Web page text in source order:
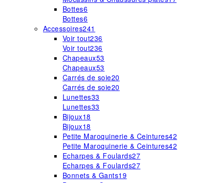
Bottes6
Bottes6
Accessoires241
Voir tout236
Voir tout236
Chapeaux53
Chapeaux53
Carrés de soie20
Carrés de soie20
Lunettes33
Lunettes33
Bijoux18
Bijoux18
Petite Maroquinerie & Ceintures42
Petite Maroquinerie & Ceintures42
Echarpes & Foulards27
Echarpes & Foulards27
Bonnets & Gants19